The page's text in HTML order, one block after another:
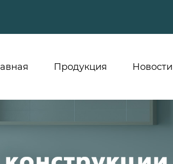
Продукция Новости